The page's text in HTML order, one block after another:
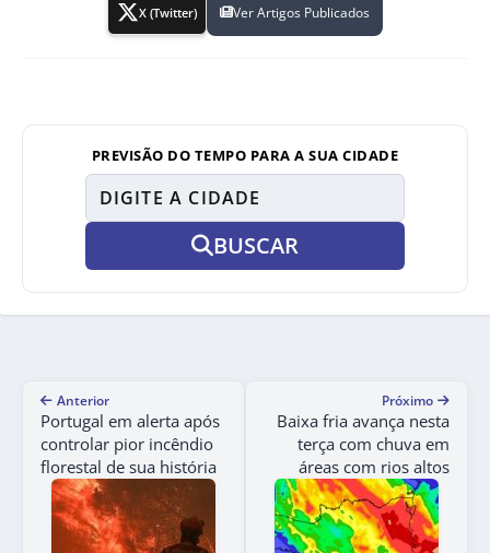
X (Twitter) Ver Artigos Publicados
PREVISÃO DO TEMPO PARA A SUA CIDADE
BUSCAR
Anterior
Portugal em alerta após
controlar pior incêndio
florestal de sua história
Próximo
Baixa fria avança nesta
terça com chuva em
áreas com rios altos